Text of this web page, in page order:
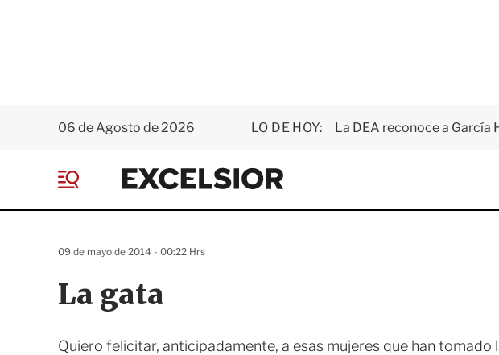
06 de Agosto de 2026 LO DE HOY: La DEA reconoce a García
E
x
e
e
La gata
Quiero felicitar, anticipadamente, a esas mujeres que han tomado
09 de mayo de 2014 - 00:22 Hrs